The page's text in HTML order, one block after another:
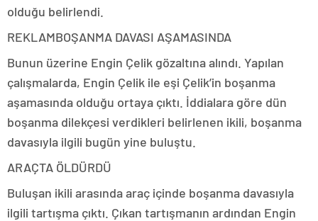
olduğu belirlendi.
REKLAMBOŞANMA DAVASI AŞAMASINDA
Bunun üzerine Engin Çelik gözaltına alındı. Yapılan
çalışmalarda, Engin Çelik ile eşi Çelik’in boşanma
aşamasında olduğu ortaya çıktı. İddialara göre dün
boşanma dilekçesi verdikleri belirlenen ikili, boşanma
davasıyla ilgili bugün yine buluştu.
ARAÇTA ÖLDÜRDÜ
Buluşan ikili arasında araç içinde boşanma davasıyla
ilgili tartışma çıktı. Çıkan tartışmanın ardından Engin